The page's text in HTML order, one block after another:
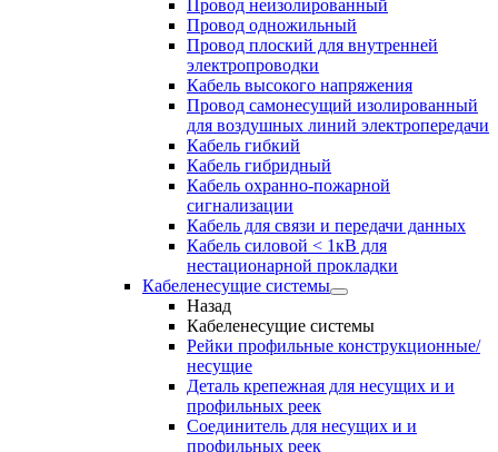
Провод неизолированный
Провод одножильный
Провод плоский для внутренней
электропроводки
Кабель высокого напряжения
Провод самонесущий изолированный
для воздушных линий электропередачи
Кабель гибкий
Кабель гибридный
Кабель охранно-пожарной
сигнализации
Кабель для связи и передачи данных
Кабель силовой < 1кВ для
нестационарной прокладки
Кабеленесущие системы
Назад
Кабеленесущие системы
Рейки профильные конструкционные/
несущие
Деталь крепежная для несущих и и
профильных реек
Соединитель для несущих и и
профильных реек